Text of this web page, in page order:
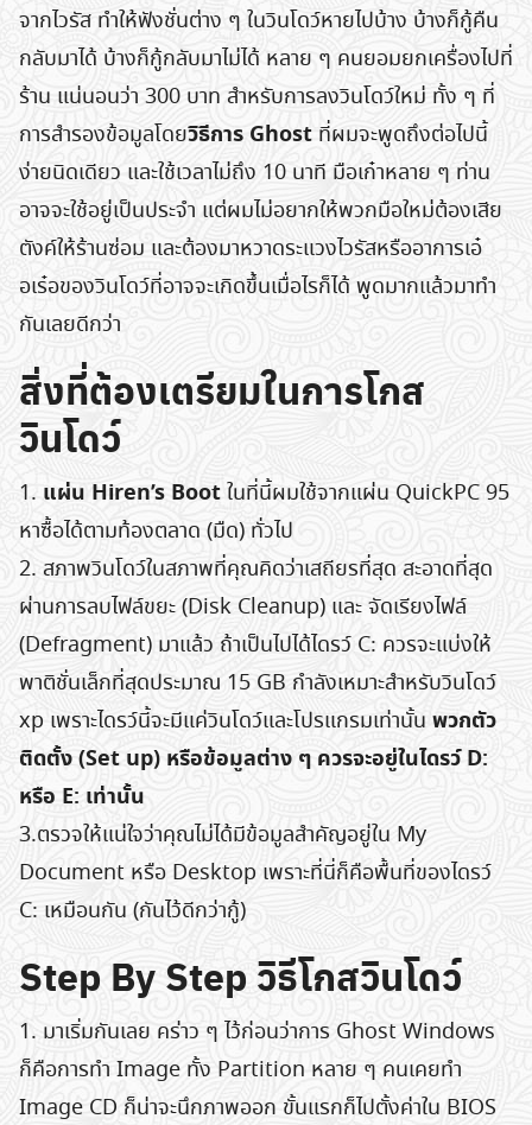
จากไวรัส ทำให้ฟังชั่นต่าง ๆ ในวินโดว์หายไปบ้าง บ้างก็กู้คืน
กลับมาได้ บ้างก็กู้กลับมาไม่ได้ หลาย ๆ คนยอมยกเครื่องไปที่
ร้าน แน่นอนว่า 300 บาท สำหรับการลงวินโดว์ใหม่ ทั้ง ๆ ที่
การสำรองข้อมูลโดยวิธีการ Ghost ที่ผมจะพูดถึงต่อไปนี้
ง่ายนิดเดียว และใช้เวลาไม่ถึง 10 นาที มือเก๋าหลาย ๆ ท่าน
อาจจะใช้อยู่เป็นประจำ แต่ผมไม่อยากให้พวกมือใหม่ต้องเสีย
ตังค์ให้ร้านซ่อม และต้องมาหวาดระแวงไวรัสหรืออาการเอ๋
อเร๋อของวินโดว์ที่อาจจะเกิดขึ้นเมื่อไรก็ได้ พูดมากแล้วมาทำ
กันเลยดีกว่า
สิ่งที่ต้องเตรียมในการโกส
วินโดว์
1. แผ่น Hiren’s Bootในที่นี้ผมใช้จากแผ่น QuickPC 95
หาซื้อได้ตามท้องตลาด (มืด) ทั่วไป
2. สภาพวินโดว์ในสภาพที่คุณคิดว่าเสถียรที่สุด สะอาดที่สุด
ผ่านการลบไฟล์ขยะ (Disk Cleanup) และ จัดเรียงไฟล์
(Defragment) มาแล้ว ถ้าเป็นไปได้ไดรว์ C: ควรจะแบ่งให้
พาติชั่นเล็กที่สุดประมาณ 15 GB กำลังเหมาะสำหรับวินโดว์
xp เพราะไดรว์นี้จะมีแค่วินโดว์และโปรแกรมเท่านั้น พวกตัว
ติดตั้ง (Set up) หรือข้อมูลต่าง ๆ ควรจะอยู่ในไดรว์ D:
หรือ E: เท่านั้น
3.ตรวจให้แน่ใจว่าคุณไม่ได้มีข้อมูลสำคัญอยู่ใน My
Document หรือ Desktop เพราะที่นี่ก็คือพื้นที่ของไดรว์
C: เหมือนกัน (กันไว้ดีกว่ากู้)
Step By Step วิธีโกสวินโดว์
1. มาเริ่มกันเลย คร่าว ๆ ไว้ก่อนว่าการ Ghost Windows
ก็คือการทำ Image ทั้ง Partition หลาย ๆ คนเคยทำ
Image CD ก็น่าจะนึกภาพออก ขั้นแรกก็ไปตั้งค่าใน BIOS